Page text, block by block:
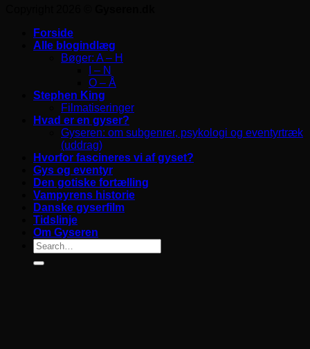
Forside
Alle blogindlæg
Bøger: A – H
I – N
O – Å
Stephen King
Filmatiseringer
Hvad er en gyser?
Gyseren: om subgenrer, psykologi og eventyrtræk
(uddrag)
Hvorfor fascineres vi af gyset?
Gys og eventyr
Den gotiske fortælling
Vampyrens historie
Danske gyserfilm
Tidslinje
Om Gyseren